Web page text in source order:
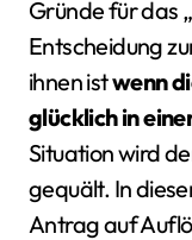
Gründe für das
Entscheidung
ihnen istwenn
glücklich in
Situation wird
gequält. In
Antrag auf